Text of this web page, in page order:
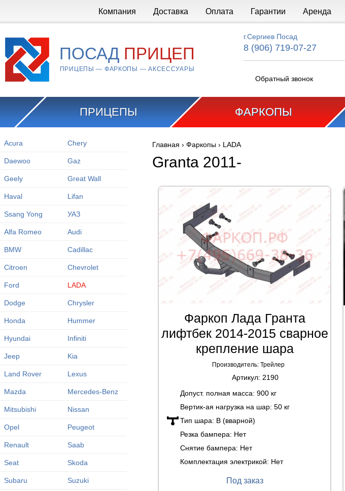
Компания Доставка Оплата Гарантии Аренда
ПОСАД ПРИЦЕП
ПРИЦЕПЫ — ФАРКОПЫ — АКСЕССУАРЫ
г.Сергиев Посад
8 (906) 719-07-27
Обратный звонок
ПРИЦЕПЫ ФАРКОПЫ
Acura Chery
Daewoo Gaz
Geely Great Wall
Haval Lifan
Ssang Yong УАЗ
Alfa Romeo Audi
BMW Cadillac
Citroen Chevrolet
Ford LADA
Dodge Chrysler
Honda Hummer
Hyundai Infiniti
Jeep Kia
Land Rover Lexus
Mazda Mercedes-Benz
Mitsubishi Nissan
Opel Peugeot
Renault Saab
Seat Skoda
Subaru Suzuki
Вы здесь
Главная › Фаркопы › LADA
Granta 2011-
Фаркоп Лада Гранта
лифтбек 2014-2015 сварное
крепление шара
Производитель: Трейлер
Артикул: 2190
Допуст. полная масса: 900 кг
Вертик-ая нагрузка на шар: 50 кг
Тип шара: B (вварной)
Резка бампера: Нет
Снятие бампера: Нет
Комплектация электрикой: Нет
Под заказ